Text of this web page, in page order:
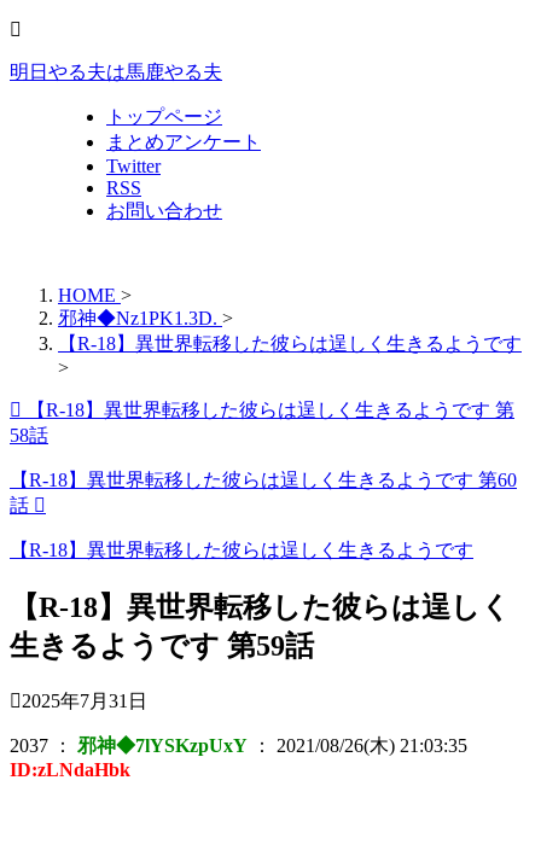
明日やる夫は馬鹿やる夫
トップページ
まとめアンケート
Twitter
RSS
お問い合わせ
HOME >
邪神◆Nz1PK1.3D. >
【R-18】異世界転移した彼らは逞しく生きるようです
>
【R-18】異世界転移した彼らは逞しく生きるようです 第
58話
【R-18】異世界転移した彼らは逞しく生きるようです 第60
話
【R-18】異世界転移した彼らは逞しく生きるようです
【R-18】異世界転移した彼らは逞しく
生きるようです 第59話
2025年7月31日
2037 ： 邪神◆7lYSKzpUxY ： 2021/08/26(木) 21:03:35
ID:zLNdaHbk